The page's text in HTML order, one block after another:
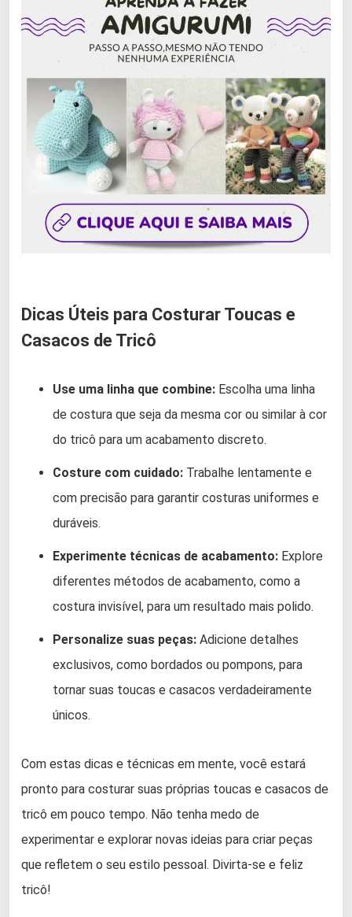
Dicas Úteis para Costurar Toucas e
Casacos de Tricô
Use uma linha que combine: Escolha uma linha
de costura que seja da mesma cor ou similar à cor
do tricô para um acabamento discreto.
Costure com cuidado: Trabalhe lentamente e
com precisão para garantir costuras uniformes e
duráveis.
Experimente técnicas de acabamento: Explore
diferentes métodos de acabamento, como a
costura invisível, para um resultado mais polido.
Personalize suas peças: Adicione detalhes
exclusivos, como bordados ou pompons, para
tornar suas toucas e casacos verdadeiramente
únicos.
Com estas dicas e técnicas em mente, você estará
pronto para costurar suas próprias toucas e casacos de
tricô em pouco tempo. Não tenha medo de
experimentar e explorar novas ideias para criar peças
que refletem o seu estilo pessoal. Divirta-se e feliz
tricô!